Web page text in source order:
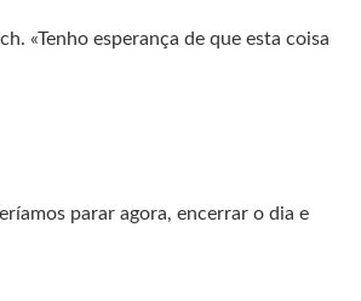
«Tenho esperança de que esta coisa
parar agora, encerrar o dia e